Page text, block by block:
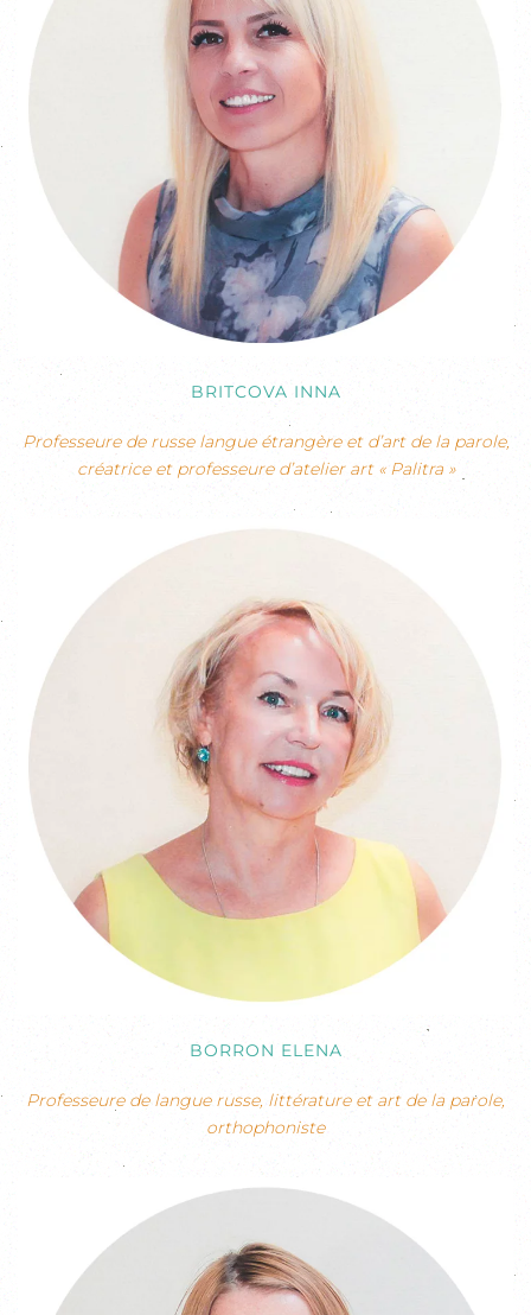
BRITCOVA INNA
Professeure de russe langue étrangère et d’art de la parole,
créatrice et professeure d’atelier art « Palitra »
BORRON ELENA
Professeure de langue russe, littérature et art de la parole,
orthophoniste